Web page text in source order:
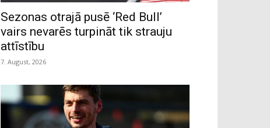
Sezonas otrajā pusē ‘Red Bull’
vairs nevarēs turpināt tik strauju
attīstību
7. August, 2026